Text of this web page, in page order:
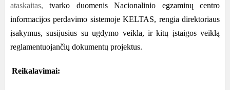
ataskaitas,tvarko duomenis Nacionalinio egzaminų centro
informacijos perdavimo sistemoje KELTAS, rengia direktoriaus
įsakymus, susijusius su ugdymo veikla, ir kitų įstaigos veiklą
reglamentuojančių dokumentų projektus.
Reikalavimai: